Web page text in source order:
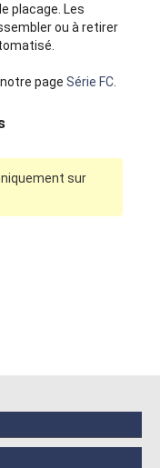
placage. Les
ou à retirer
pageSérie FC
sur